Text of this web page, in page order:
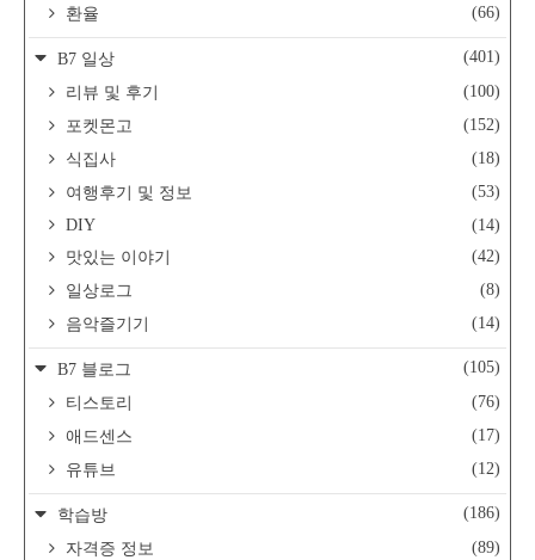
환율 (66)
B7 일상
(401)
리뷰 및 후기
(100)
포켓몬고
(152)
식집사
(18)
여행후기 및 정보
(53)
DIY
(14)
맛있는 이야기
(42)
일상로그
(8)
음악즐기기
(14)
B7 블로그
(105)
티스토리
(76)
애드센스
(17)
유튜브
(12)
학습방
(186)
자격증 정보
(89)